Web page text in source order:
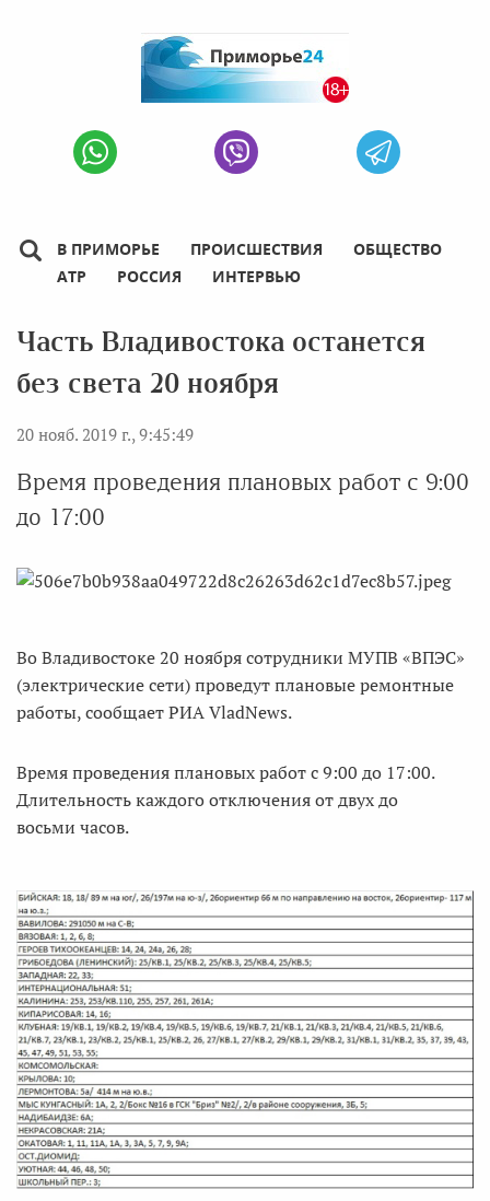
В ПРИМОРЬЕ ПРОИСШЕСТВИЯ
ОБЩЕСТВО
АТР
РОССИЯ ИНТЕРВЬЮ
Часть Владивостока останется
без света 20 ноября
20 нояб. 2019 г., 9:45:49
Время проведения плановых работ с 9:00
до 17:00
Во Владивостоке 20 ноября сотрудники МУПВ «ВПЭС»
(электрические сети) проведут плановые ремонтные
работы, сообщает РИА VladNews.
Время проведения плановых работ с 9:00 до 17:00.
Длительность каждого отключения от двух до
восьми часов.